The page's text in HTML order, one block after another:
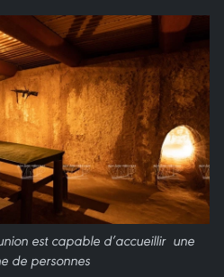
est capable d’accueillir une
de personnes